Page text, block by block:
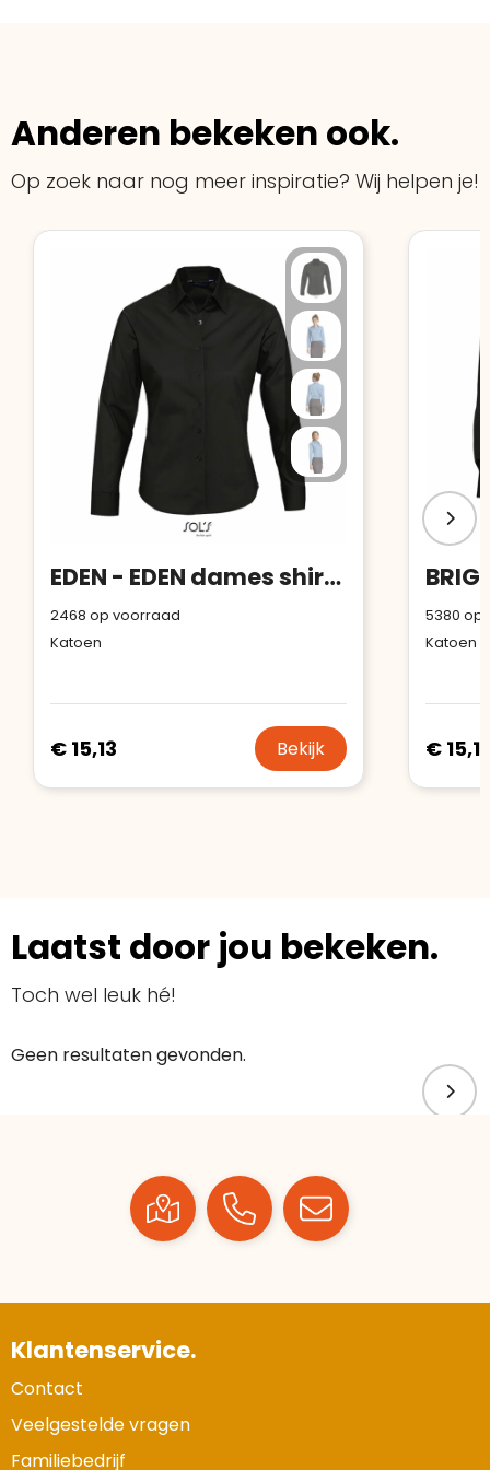
Anderen bekeken ook.
Op zoek naar nog meer inspiratie? Wij helpen je!
EDEN - EDEN dames shirt 140g
2468 op voorraad
Katoen
€ 15,13 Bekijk
5380 op
Katoen
€
Laatst door jou bekeken.
Toch wel leuk hé!
Geen resultaten gevonden.
Klantenservice.
Contact
Veelgestelde vragen
Familiebedrijf